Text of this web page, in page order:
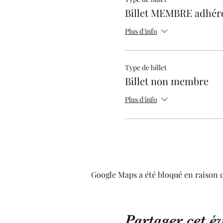
Billet MEMBRE
Plus d'info
Type de billet
Billet non membre
Plus d'info
Google Maps a été bloqué en